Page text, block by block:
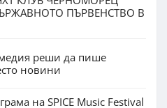
ПЪРВЕНСТВО В
реши да пише
новини
на SPICE Music Festival